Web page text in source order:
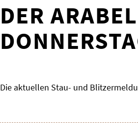
DER
Die aktuellen Stau- und